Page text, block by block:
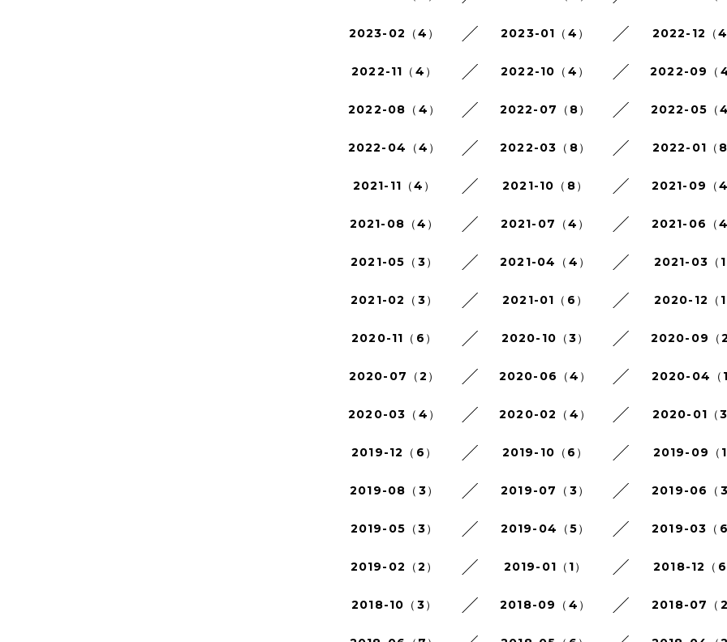
2023-02（4） 2023-01（4） 2022-12（4
2022-11（4） 2022-10（4） 2022-09（4
2022-08（4） 2022-07（8） 2022-05（4
2022-04（4） 2022-03（8） 2022-01（8
2021-11（4） 2021-10（8） 2021-09（4
2021-08（4） 2021-07（4） 2021-06（4
2021-05（3） 2021-04（4） 2021-03（1
2021-02（3） 2021-01（6） 2020-12（1
2020-11（6） 2020-10（3） 2020-09（2
2020-07（2） 2020-06（4） 2020-04（1
2020-03（4） 2020-02（4） 2020-01（3
2019-12（6） 2019-10（6） 2019-09（1
2019-08（3） 2019-07（3） 2019-06（3
2019-05（3） 2019-04（5） 2019-03（6
2019-02（2） 2019-01（1） 2018-12（6
2018-10（3） 2018-09（4） 2018-07（2